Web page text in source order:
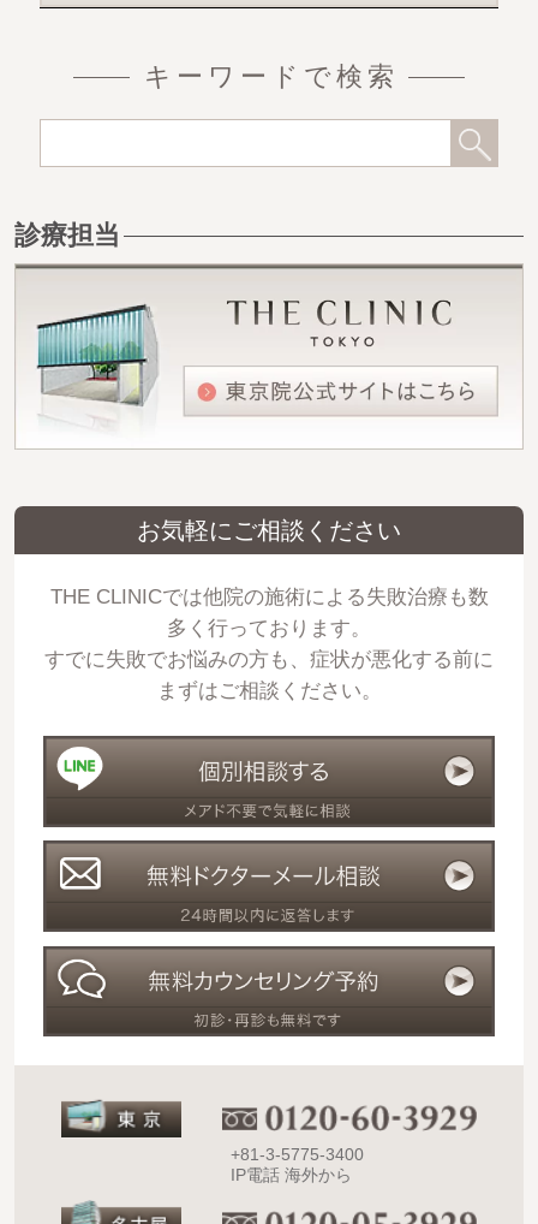
キーワードで検索
診療担当
お気軽にご相談ください
THE CLINICでは他院の施術による失敗治療も数
多く行っております。
すでに失敗でお悩みの方も、症状が悪化する前に
まずはご相談ください。
+81-3-5775-3400
IP電話 海外から